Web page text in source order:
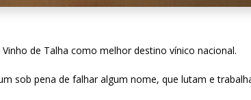
de Talha como melhor destino vínico nacional.
sob pena de falhar algum nome, que lutam e